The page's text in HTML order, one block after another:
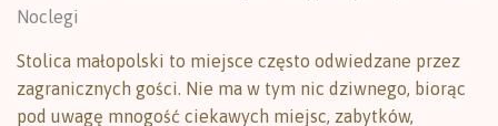
Noclegi
Stolica małopolski to miejsce często odwiedzane przez
zagranicznych gości. Nie ma w tym nic dziwnego, biorąc
pod uwagę mnogość ciekawych miejsc, zabytków,